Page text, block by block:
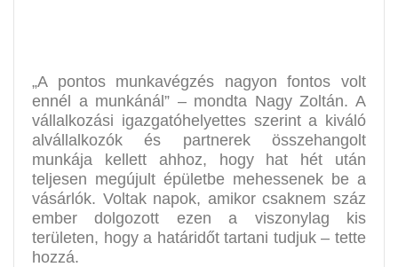
„A pontos munkavégzés nagyon fontos volt
ennél a munkánál” – mondta Nagy Zoltán. A
vállalkozási igazgatóhelyettes szerint a kiváló
alvállalkozók és partnerek összehangolt
munkája kellett ahhoz, hogy hat hét után
teljesen megújult épületbe mehessenek be a
vásárlók. Voltak napok, amikor csaknem száz
ember dolgozott ezen a viszonylag kis
területen, hogy a határidőt tartani tudjuk – tette
hozzá.